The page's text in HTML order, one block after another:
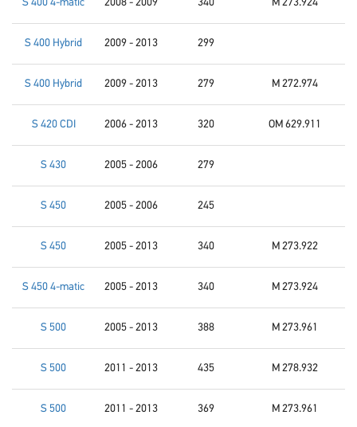
S 400 4-matic 2008 - 2009 340 M 273.924
S 400 Hybrid 2009 - 2013 299
S 400 Hybrid 2009 - 2013 279 M 272.974
S 420 CDI 2006 - 2013 320 OM 629.911
S 430 2005 - 2006 279
S 450 2005 - 2006 245
S 450 2005 - 2013 340 M 273.922
S 450 4-matic 2005 - 2013 340 M 273.924
S 500 2005 - 2013 388 M 273.961
S 500 2011 - 2013 435 M 278.932
S 500 2011 - 2013 369 M 273.961